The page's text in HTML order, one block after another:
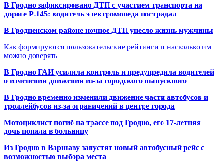
В Гродно зафиксировано ДТП с участием транспорта на
дороге Р-145: водитель электромопеда пострадал
В Гродненском районе ночное ДТП унесло жизнь мужчины
Как формируются пользовательские рейтинги и насколько им
можно доверять
В Гродно ГАИ усилила контроль и предупредила водителей
о изменении движения из-за городского выпускного
В Гродно временно изменили движение части автобусов и
троллейбусов из-за ограничений в центре города
Мотоциклист погиб на трассе под Гродно, его 17-летняя
дочь попала в больницу
Из Гродно в Варшаву запустят новый автобусный рейс с
возможностью выбора места